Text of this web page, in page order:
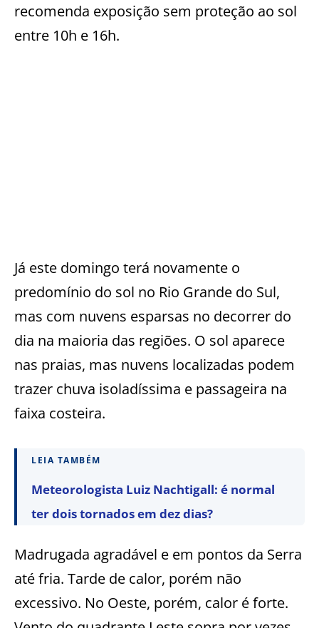
recomenda exposição sem proteção ao sol
entre 10h e 16h.
Já este domingo terá novamente o
predomínio do sol no Rio Grande do Sul,
mas com nuvens esparsas no decorrer do
dia na maioria das regiões. O sol aparece
nas praias, mas nuvens localizadas podem
trazer chuva isoladíssima e passageira na
faixa costeira.
LEIA TAMBÉM
Meteorologista Luiz Nachtigall: é normal
ter dois tornados em dez dias?
Madrugada agradável e em pontos da Serra
até fria. Tarde de calor, porém não
excessivo. No Oeste, porém, calor é forte.